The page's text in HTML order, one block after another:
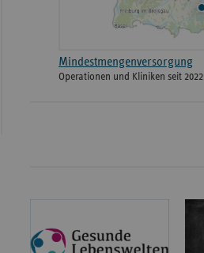
Mindestmengenversorgung
Operationen und Kliniken seit 2022